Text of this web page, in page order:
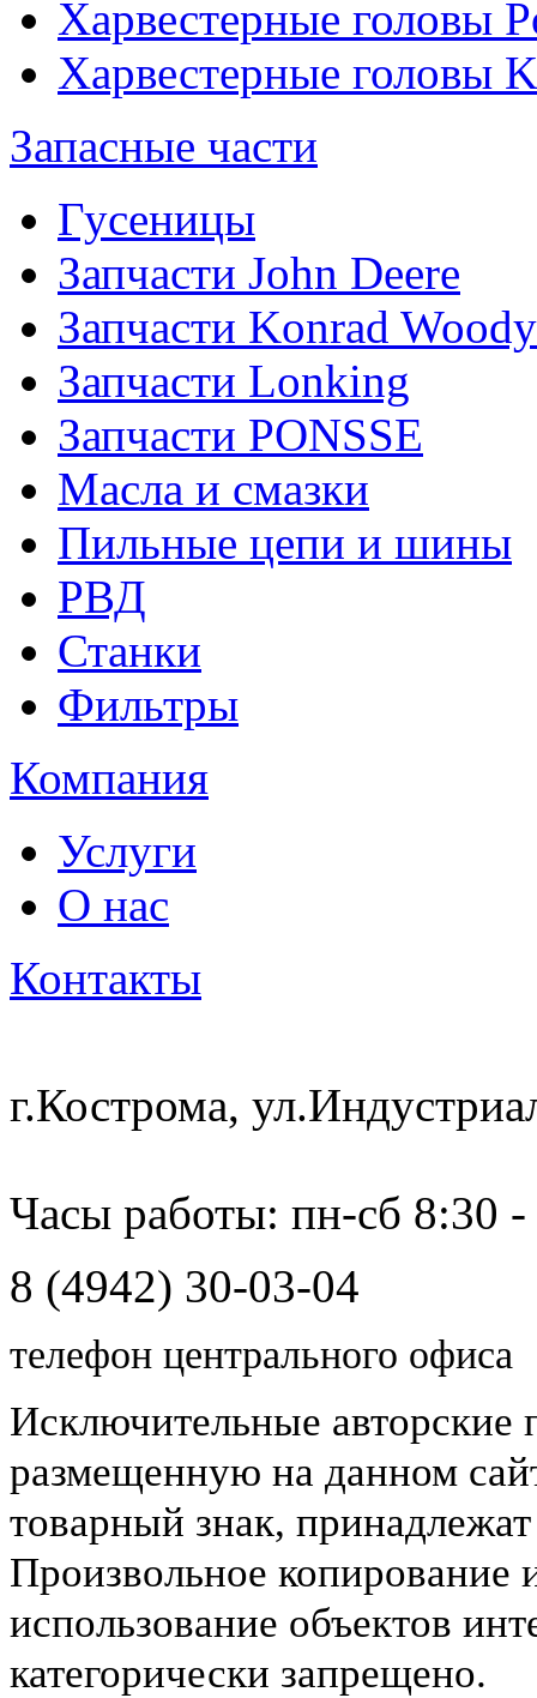
Харвестерные головы
Харвестерные головы
Запасные части
Гусеницы
Запчасти John Deere
Запчасти Konrad Woody
Запчасти Lonking
Запчасти PONSSE
Масла и смазки
Пильные цепи и шины
РВД
Станки
Фильтры
Компания
Услуги
О нас
Контакты
г.Кострома,
Часы работы: пн-сб 8:30
8 (4942) 30-03-04
телефон центрального офиса
Исключительные
размещенную на данном
товарный знак,
Произвольное копирование
использование объектов
категорически запрещено.